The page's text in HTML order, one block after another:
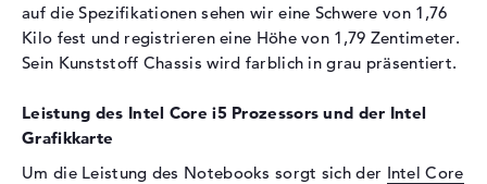
Soundkarte
Acer TrueHarmony
Technologie
Sensorauflösung
0,9 MP
auf die Spezifikationen sehen wir eine Schwere von 1,76
Kilo fest und registrieren eine Höhe von 1,79 Zentimeter.
Sein Kunststoff Chassis wird farblich in grau präsentiert.
Leistung des Intel Core i5 Prozessors und der Intel
Grafikkarte
Um die Leistung des Notebooks sorgt sich der Intel Core